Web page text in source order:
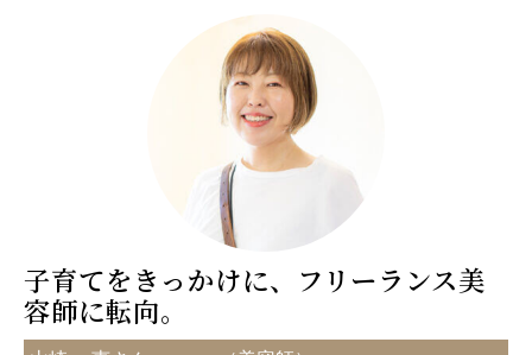
子育てをきっかけに、フリーランス美
容師に転向。